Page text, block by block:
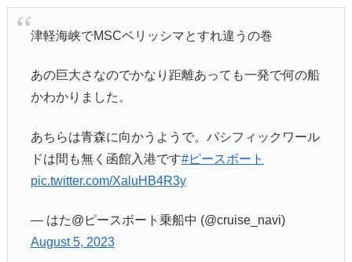
津軽海峡でMSCベリッシマとすれ違うの巻
あの巨大さなのでかなり距離あっても一発で何の船
かわかりました。
あちらは青森に向かうようで。パシフィックワール
ドは間も無く函館入港です#ピースボート
pic.twitter.com/XaluHB4R3y
— はた@ピースボート乗船中 (@cruise_navi)
August 5, 2023